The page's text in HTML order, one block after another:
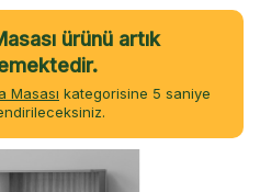
ürünü artık
Masası kategorisine 5 saniye